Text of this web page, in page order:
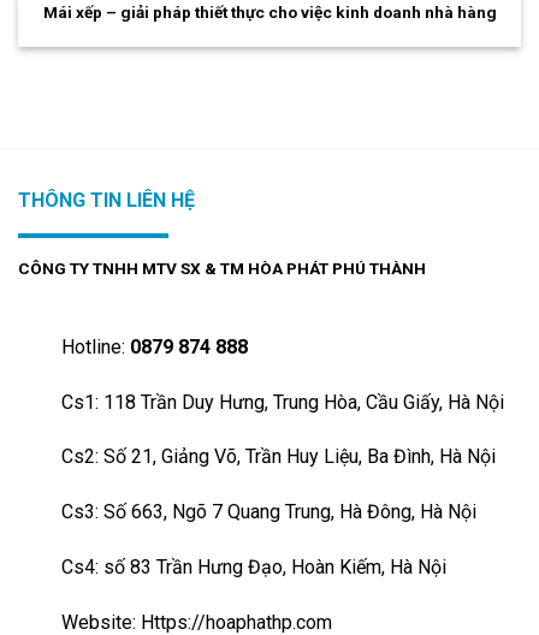
Mái xếp – giải pháp thiết thực cho việc kinh doanh nhà hàng
THÔNG TIN LIÊN HỆ
CÔNG TY TNHH MTV SX & TM HÒA PHÁT PHÚ THÀNH
Hotline: 0879 874 888
Cs1: 118 Trần Duy Hưng, Trung Hòa, Cầu Giấy, Hà Nội
Cs2: Số 21, Giảng Võ, Trần Huy Liệu, Ba Đình, Hà Nội
Cs3: Số 663, Ngõ 7 Quang Trung, Hà Đông, Hà Nội
Cs4: số 83 Trần Hưng Đạo, Hoàn Kiếm, Hà Nội
Website: Https://hoaphathp.com